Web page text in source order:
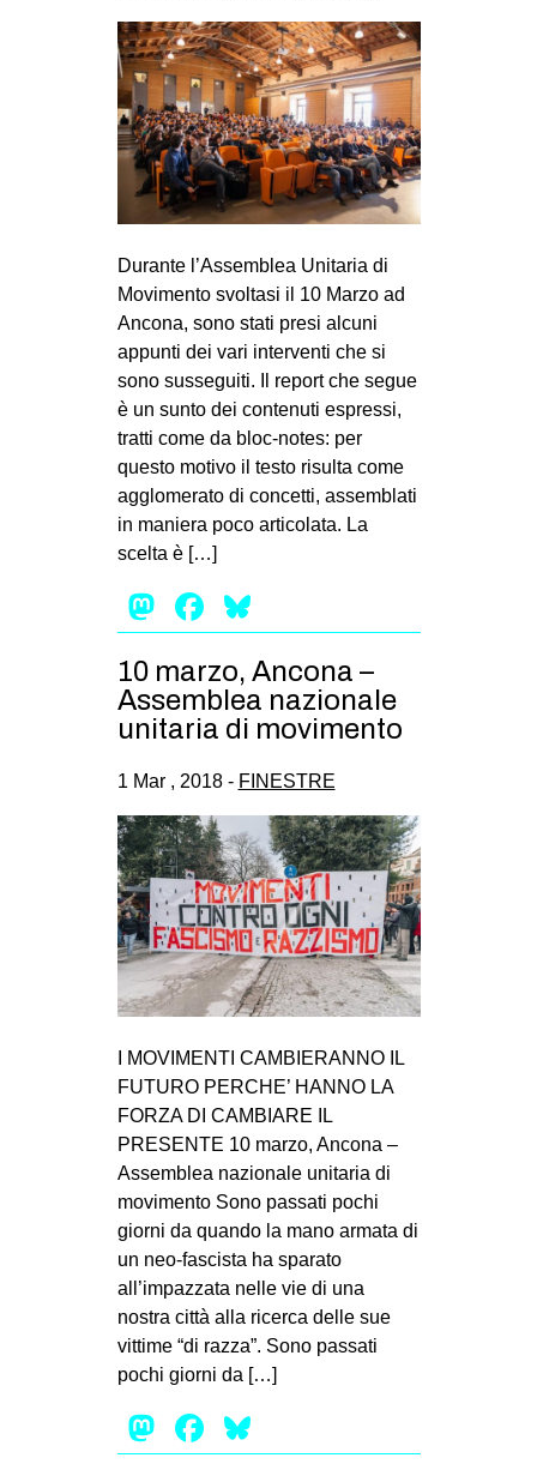
MANIFESTI
MUSICA
RECENSIONI
INTERNAZIONALE
AFRICA
ESTREMO ORIENTE
EUROPA
MEDIO ORIENTE
EVENTI
in
bsky
ms
SEARCH
Durante l’Assemblea Unitaria di
Movimento svoltasi il 10 Marzo ad
Ancona, sono stati presi alcuni
appunti dei vari interventi che si
sono susseguiti. Il report che segue
è un sunto dei contenuti espressi,
tratti come da bloc-notes: per
questo motivo il testo risulta come
agglomerato di concetti, assemblati
in maniera poco articolata. La
scelta è […]
Mastodon
Facebook
10 marzo, Ancona –
Assemblea nazionale
unitaria di movimento
1 Mar , 2018 - FINESTRE
I MOVIMENTI CAMBIERANNO IL
FUTURO PERCHE’ HANNO LA
FORZA DI CAMBIARE IL
PRESENTE 10 marzo, Ancona –
Assemblea nazionale unitaria di
movimento Sono passati pochi
giorni da quando la mano armata di
un neo-fascista ha sparato
all’impazzata nelle vie di una
nostra città alla ricerca delle sue
vittime “di razza”. Sono passati
pochi giorni da […]
Mastodon
Facebook